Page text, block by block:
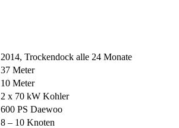
2014, Trockendock alle 24 Monate
37 Meter
10 Meter
2 x 70 kW Kohler
600 PS Daewoo
8 – 10 Knoten